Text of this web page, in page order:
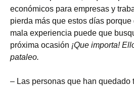
económicos para empresas y
pierda más que estos días
mala experiencia puede que
próxima ocasión ¡Que importa!
pataleo.
– Las personas que han quedado